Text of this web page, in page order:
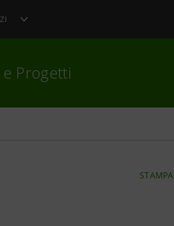
e Progetti
STAMPA